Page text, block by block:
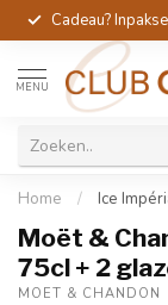
Cadeau?
MENU
Home / Ice
Moët &
75cl + 2
MOËT & CHANDON